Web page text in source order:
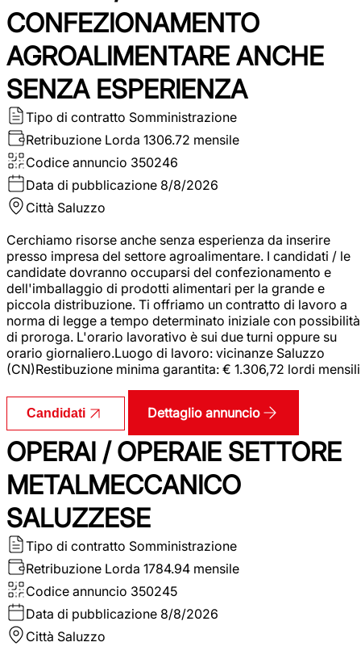
CONFEZIONAMENTO
AGROALIMENTARE ANCHE
SENZA ESPERIENZA
Tipo di contratto Somministrazione
Retribuzione Lorda 1306.72 mensile
Codice annuncio 350246
Data di pubblicazione 8/8/2026
Città Saluzzo
Cerchiamo risorse anche senza esperienza da inserire
presso impresa del settore agroalimentare. I candidati / le
candidate dovranno occuparsi del confezionamento e
dell'imballaggio di prodotti alimentari per la grande e
piccola distribuzione. Ti offriamo un contratto di lavoro a
norma di legge a tempo determinato iniziale con possibilità
di proroga. L'orario lavorativo è sui due turni oppure su
orario giornaliero.Luogo di lavoro: vicinanze Saluzzo
(CN)Restibuzione minima garantita: € 1.306,72 lordi mensili
Candidati Dettaglio annuncio
OPERAI / OPERAIE SETTORE
METALMECCANICO
SALUZZESE
Tipo di contratto Somministrazione
Retribuzione Lorda 1784.94 mensile
Codice annuncio 350245
Data di pubblicazione 8/8/2026
Città Saluzzo